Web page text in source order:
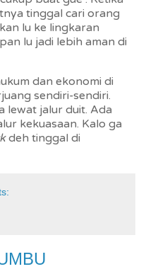
tinggal cari orang
lu ke lingkaran
lu jadi lebih aman di
dan ekonomi di
sendiri-sendiri.
lewat jalur duit. Ada
kekuasaan. Kalo ga
deh tinggal di